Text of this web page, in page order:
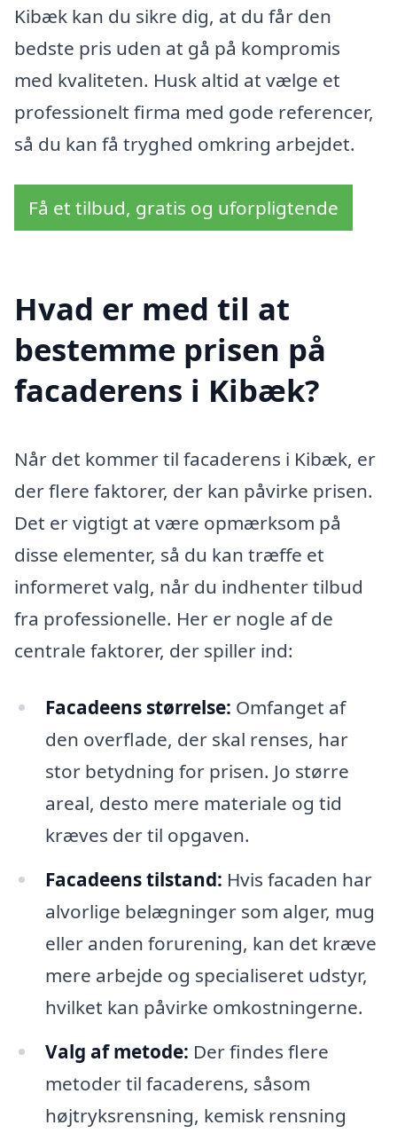
Kibæk kan du sikre dig, at du får den
bedste pris uden at gå på kompromis
med kvaliteten. Husk altid at vælge et
professionelt firma med gode referencer,
så du kan få tryghed omkring arbejdet.
Få et tilbud, gratis og uforpligtende
Hvad er med til at
bestemme prisen på
facaderens i Kibæk?
Når det kommer til facaderens i Kibæk, er
der flere faktorer, der kan påvirke prisen.
Det er vigtigt at være opmærksom på
disse elementer, så du kan træffe et
informeret valg, når du indhenter tilbud
fra professionelle. Her er nogle af de
centrale faktorer, der spiller ind:
Facadeens størrelse: Omfanget af
den overflade, der skal renses, har
stor betydning for prisen. Jo større
areal, desto mere materiale og tid
kræves der til opgaven.
Facadeens tilstand: Hvis facaden har
alvorlige belægninger som alger, mug
eller anden forurening, kan det kræve
mere arbejde og specialiseret udstyr,
hvilket kan påvirke omkostningerne.
Valg af metode: Der findes flere
metoder til facaderens, såsom
højtryksrensning, kemisk rensning